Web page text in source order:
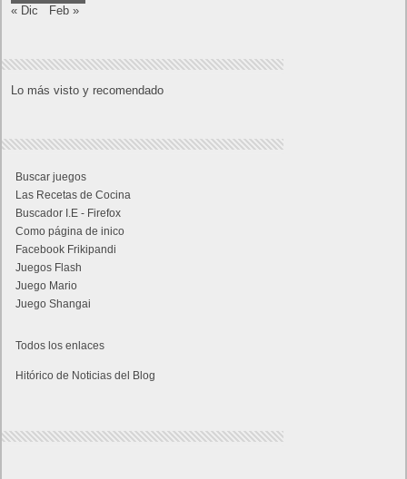
« Dic Feb »
Lo más visto y recomendado
Buscar juegos
Las Recetas de Cocina
Buscador I.E - Firefox
Como página de inico
Facebook Frikipandi
Juegos Flash
Juego Mario
Juego Shangai
Todos los enlaces
Hitórico de Noticias del Blog